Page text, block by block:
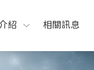
紹 相關訊息